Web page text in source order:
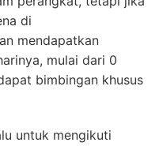
di
mendapatkan
mulai dari 0
bimbingan khusus
untuk mengikuti